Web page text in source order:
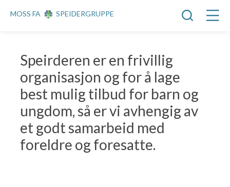
MOSS FA SPEIDERGRUPPE
Speirderen er en frivillig
organisasjon og for å lage
best mulig tilbud for barn og
ungdom, så er vi avhengig av
et godt samarbeid med
foreldre og foresatte.